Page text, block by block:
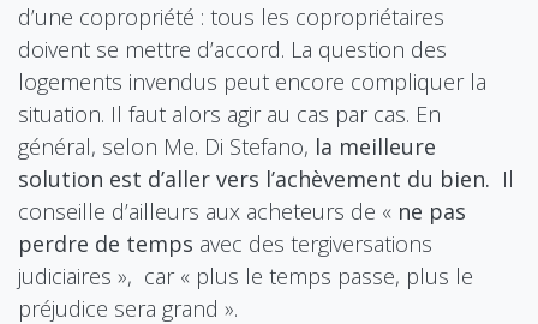
d’une copropriété : tous les copropriétaires
doivent se mettre d’accord. La question des
logements invendus peut encore compliquer la
situation. Il faut alors agir au cas par cas. En
général, selon Me. Di Stefano, la meilleure
solution est d’aller vers l’achèvement du bien. Il
conseille d’ailleurs aux acheteurs de « ne pas
perdre de temps avec des tergiversations
judiciaires », car « plus le temps passe, plus le
préjudice sera grand ».